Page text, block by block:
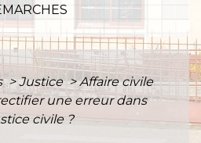
> Justice> Affaire civile
une erreur dans
civile ?